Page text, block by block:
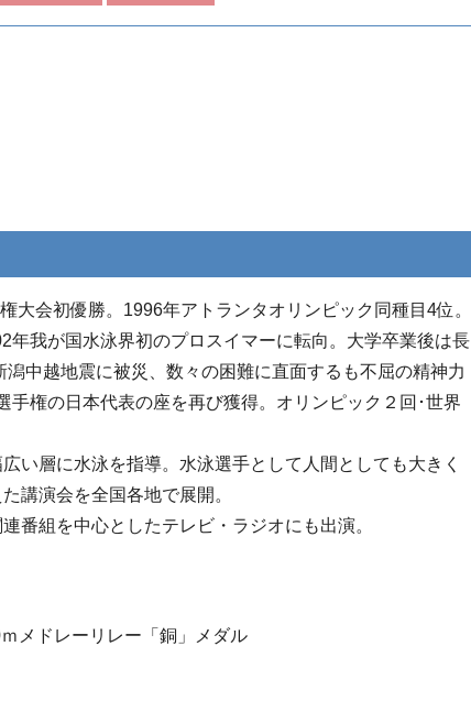
会初優勝。1996年アトランタオリンピック同種目4位。
我が国水泳界初のプロスイマーに転向。大学卒業後は長
中越地震に被災、数々の困難に直面するも不屈の精神力
権の日本代表の座を再び獲得。オリンピック２回･世界
い層に水泳を指導。水泳選手として人間としても大きく
講演会を全国各地で展開。
番組を中心としたテレビ・ラジオにも出演。
ドレーリレー「銅」メダル